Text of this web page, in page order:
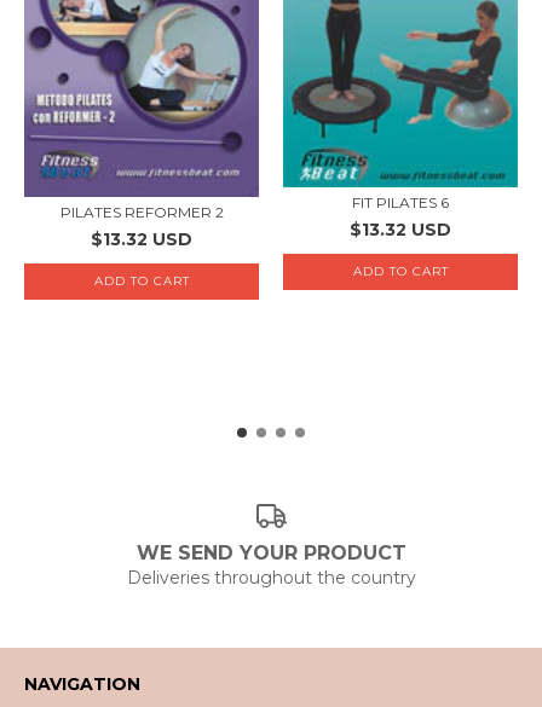
PILATES REFORMER 2
$13.32 USD
FIT PILATES 6
$13.32 USD
WE SEND YOUR PRODUCT
Deliveries throughout the country
NAVIGATION